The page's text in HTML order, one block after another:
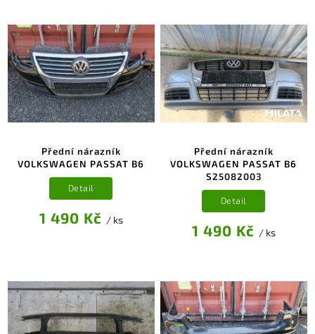
Přední nárazník
VOLKSWAGEN PASSAT B6
1 490 Kč / ks
Detail
Přední nárazník
VOLKSWAGEN PASSAT B6
S25082003
1 490 Kč / ks
Detail